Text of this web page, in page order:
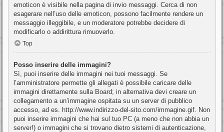
emoticon è visibile nella pagina di invio messaggi. Cerca di non
esagerare nell’uso delle emoticon, possono facilmente rendere un
messaggio illeggibile, e un moderatore potrebbe decidere di
modificarlo o addirittura rimuoverlo.
Top
Posso inserire delle immagini?
Sì, puoi inserire delle immagini nei tuoi messaggi. Se
l’amministratore permette gli allegati è possibile caricare delle
immagini direttamente sulla Board; in alternativa devi creare un
collegamento a un’immagine ospitata su un server di pubblico
accesso, ad es. http://www.indirizzo-del-sito.com/immagine.gif. Non
puoi inserire immagini che hai sul tuo PC (a meno che non abbia un
server!) o immagini che si trovano dietro sistemi di autenticazione,